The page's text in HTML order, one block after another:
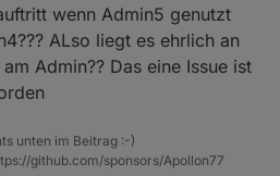
wenn Admin5 genutzt
ALso liegt es ehrlich an
Admin?? Das eine Issue ist
unten im Beitrag :-)
github.com/sponsors/Apollon77